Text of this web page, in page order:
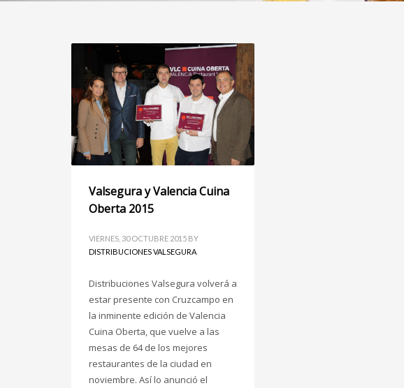
Valsegura y Valencia Cuina
Oberta 2015
VIERNES, 30 OCTUBRE 2015 BY
DISTRIBUCIONES VALSEGURA
Distribuciones Valsegura volverá a
estar presente con Cruzcampo en
la inminente edición de Valencia
Cuina Oberta, que vuelve a las
mesas de 64 de los mejores
restaurantes de la ciudad en
noviembre. Así lo anunció el